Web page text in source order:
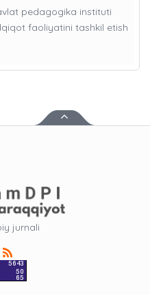
pedagogika instituti
faoliyatini tashkil etish
jurnali